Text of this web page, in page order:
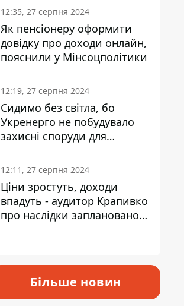
12:35, 27 серпня 2024
Як пенсіонеру оформити
довідку про доходи онлайн,
пояснили у Мінсоцполітики
12:19, 27 серпня 2024
Сидимо без світла, бо
Укренерго не побудувало
захисні споруди для
енергетики - нардеп
Кучеренко
12:11, 27 серпня 2024
Ціни зростуть, доходи
впадуть - аудитор Крапивко
про наслідки запланованого
Більше новин